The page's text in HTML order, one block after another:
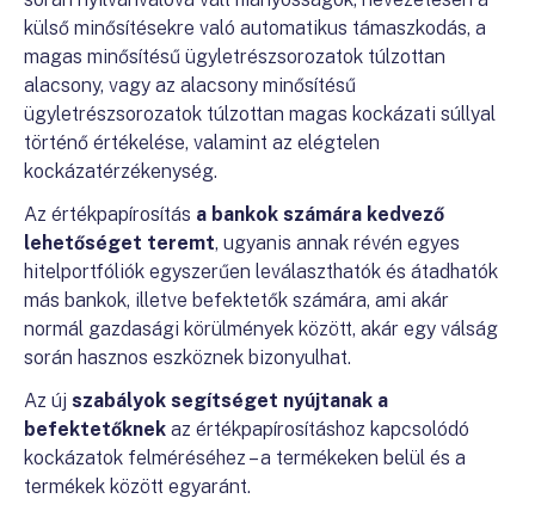
külső minősítésekre való automatikus támaszkodás, a
magas minősítésű ügyletrészsorozatok túlzottan
alacsony, vagy az alacsony minősítésű
ügyletrészsorozatok túlzottan magas kockázati súllyal
történő értékelése, valamint az elégtelen
kockázatérzékenység.
Az értékpapírosítás a bankok számára kedvező
lehetőséget teremt, ugyanis annak révén egyes
hitelportfóliók egyszerűen leválaszthatók és átadhatók
más bankok, illetve befektetők számára, ami akár
normál gazdasági körülmények között, akár egy válság
során hasznos eszköznek bizonyulhat.
Az új szabályok segítséget nyújtanak a
befektetőknek az értékpapírosításhoz kapcsolódó
kockázatok felméréséhez – a termékeken belül és a
termékek között egyaránt.